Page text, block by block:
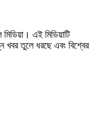
এই মিডিয়াটি
খবর তুলে ধরছে এবং বিশ্বের